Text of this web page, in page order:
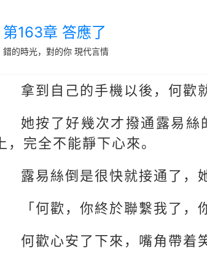
第163章 答應了
錯的時光，對的你 現代言情
拿到自己的手機以後，何歡
她按了好幾次才撥通露易
上，完全不能靜下心來。
露易絲倒是很快就接通了，
「何歡，你終於聯繫我了，
何歡心安了下來，嘴角帶着